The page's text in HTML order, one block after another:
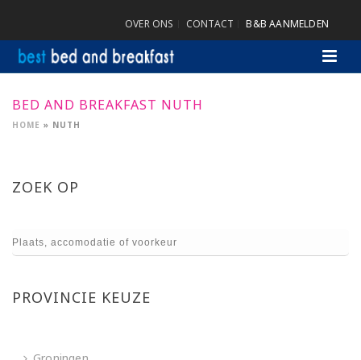
OVER ONS CONTACT B&B AANMELDEN
BED AND BREAKFAST NUTH
HOME » NUTH
ZOEK OP
PROVINCIE KEUZE